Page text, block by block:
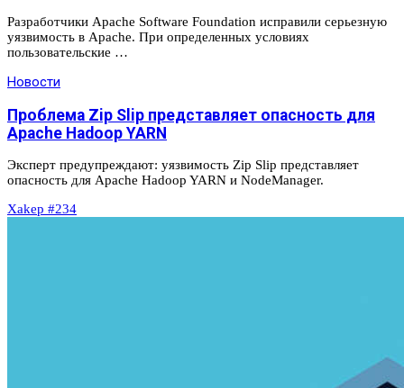
Разработчики Apache Software Foundation исправили серьезную
уязвимость в Apache. При определенных условиях
пользовательские …
Новости
Проблема Zip Slip представляет опасность для
Apache Hadoop YARN
Эксперт предупреждают: уязвимость Zip Slip представляет
опасность для Apache Hadoop YARN и NodeManager.
Xakep #234